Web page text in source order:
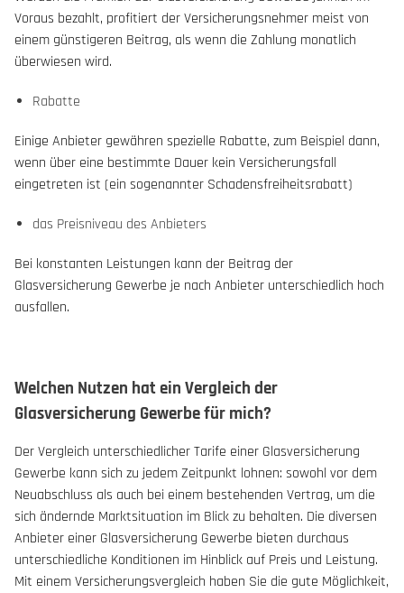
Voraus bezahlt, profitiert der Versicherungsnehmer meist von
einem günstigeren Beitrag, als wenn die Zahlung monatlich
überwiesen wird.
Rabatte
Einige Anbieter gewähren spezielle Rabatte, zum Beispiel dann,
wenn über eine bestimmte Dauer kein Versicherungsfall
eingetreten ist (ein sogenannter Schadensfreiheitsrabatt)
das Preisniveau des Anbieters
Bei konstanten Leistungen kann der Beitrag der
Glasversicherung Gewerbe je nach Anbieter unterschiedlich hoch
ausfallen.
Welchen Nutzen hat ein Vergleich der
Glasversicherung Gewerbe für mich?
Der Vergleich unterschiedlicher Tarife einer Glasversicherung
Gewerbe kann sich zu jedem Zeitpunkt lohnen: sowohl vor dem
Neuabschluss als auch bei einem bestehenden Vertrag, um die
sich ändernde Marktsituation im Blick zu behalten. Die diversen
Anbieter einer Glasversicherung Gewerbe bieten durchaus
unterschiedliche Konditionen im Hinblick auf Preis und Leistung.
Mit einem Versicherungsvergleich haben Sie die gute Möglichkeit,